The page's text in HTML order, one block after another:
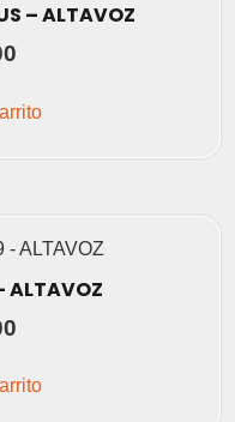
– ALTAVOZ
ALTAVOZ